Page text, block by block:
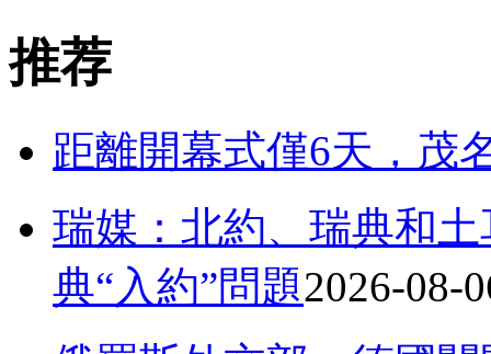
推荐
距離開幕式僅6天，茂
瑞媒：北約、瑞典和
典“入約”問題2026-08-